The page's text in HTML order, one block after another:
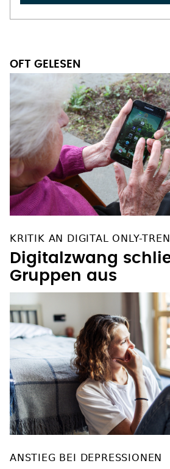
OFT GELESEN
KRITIK AN DIGITAL ONLY-
Digitalzwang
Gruppen aus
ANSTIEG BEI DEPRESSIONEN